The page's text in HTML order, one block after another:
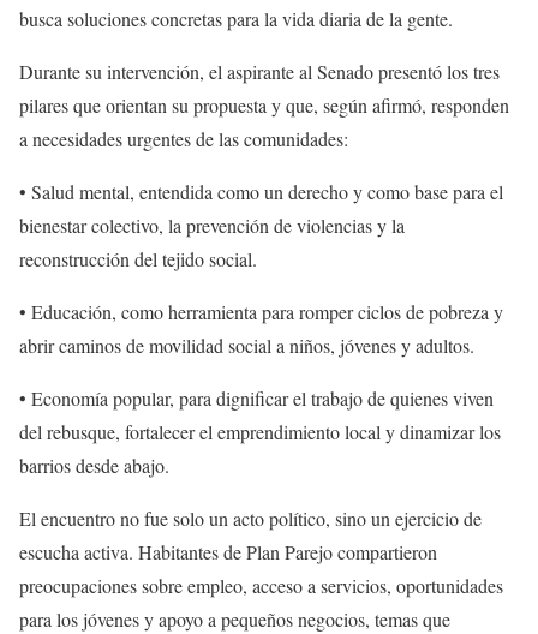
busca soluciones concretas para la vida diaria de la gente.
Durante su intervención, el aspirante al Senado presentó los tres
pilares que orientan su propuesta y que, según afirmó, responden
a necesidades urgentes de las comunidades:
• Salud mental, entendida como un derecho y como base para el
bienestar colectivo, la prevención de violencias y la
reconstrucción del tejido social.
• Educación, como herramienta para romper ciclos de pobreza y
abrir caminos de movilidad social a niños, jóvenes y adultos.
• Economía popular, para dignificar el trabajo de quienes viven
del rebusque, fortalecer el emprendimiento local y dinamizar los
barrios desde abajo.
El encuentro no fue solo un acto político, sino un ejercicio de
escucha activa. Habitantes de Plan Parejo compartieron
preocupaciones sobre empleo, acceso a servicios, oportunidades
para los jóvenes y apoyo a pequeños negocios, temas que